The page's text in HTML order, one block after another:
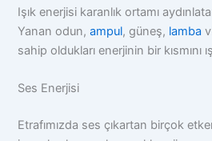
Işık enerjisi karanlık ortamı
Yanan odun,ampul, güneş, lamba
sahip oldukları enerjinin bir kısmını
Ses Enerjisi
Etrafımızda ses çıkartan birçok